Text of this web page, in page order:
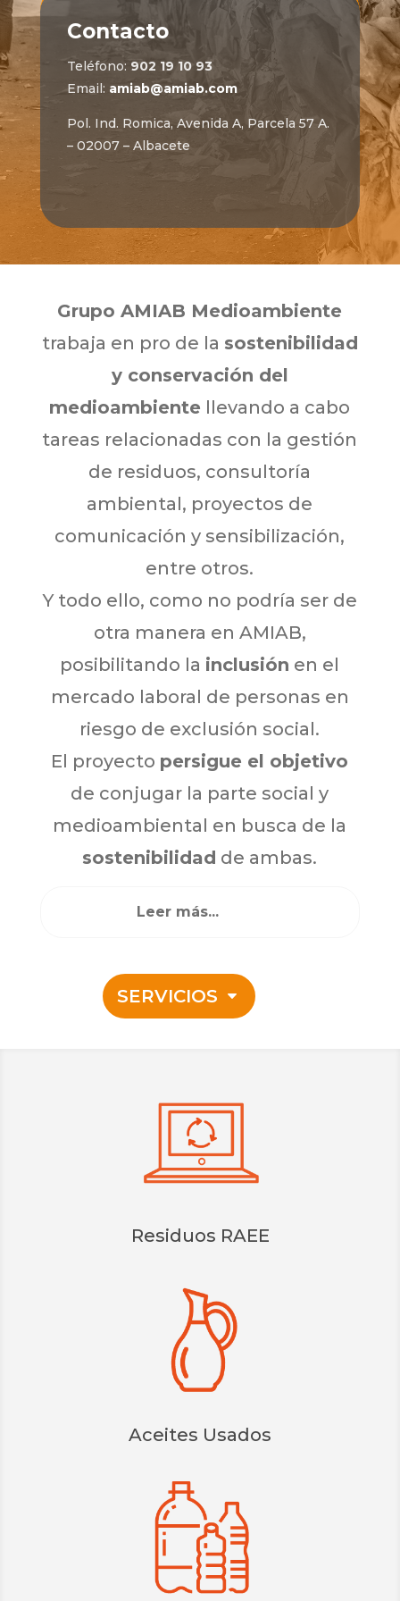
Contacto
Teléfono: 902 19 10 93
Email: amiab@amiab.com
Pol. Ind. Romica, Avenida A, Parcela 57 A.
– 02007 – Albacete
Grupo AMIAB Medioambiente
trabaja en pro de la sostenibilidad
y conservación del
medioambiente llevando a cabo
tareas relacionadas con la gestión
de residuos, consultoría
ambiental, proyectos de
comunicación y sensibilización,
entre otros.
Y todo ello, como no podría ser de
otra manera en AMIAB,
posibilitando la inclusión en el
mercado laboral de personas en
riesgo de exclusión social.
El proyecto persigue el objetivo
de conjugar la parte social y
medioambiental en busca de la
sostenibilidad de ambas.
Leer más...
SERVICIOS
Residuos RAEE
Aceites Usados